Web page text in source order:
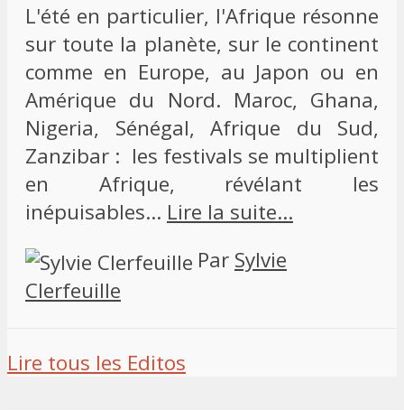
L'été en particulier, l'Afrique résonne
sur toute la planète, sur le continent
comme en Europe, au Japon ou en
Amérique du Nord. Maroc, Ghana,
Nigeria, Sénégal, Afrique du Sud,
Zanzibar : les festivals se multiplient
en Afrique, révélant les
inépuisables… Lire la suite…
Par Sylvie
Clerfeuille
Lire tous les Editos